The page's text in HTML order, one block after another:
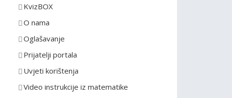
g
o
i
j
e
KvizBOX
O nama
Oglašavanje
Prijatelji portala
Uvjeti korištenja
Video instrukcije iz matematike